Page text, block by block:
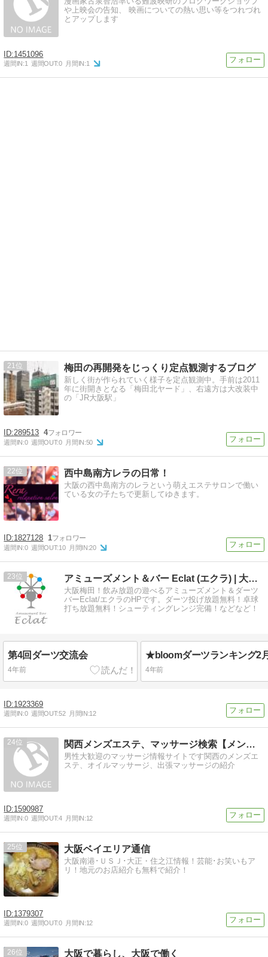
や上映会の告知、 映画についての熱い思い等をつれづれ
とアップします
1451096
週間IN:1 週間OUT:0 月間IN:1
21 梅田の再開発をじっくり定点観測するブログ
新しく街が作られていく様子を定点観測中。手前は2011
年に街開きとなる「梅田北ヤード」、右遠方は大改装中
の「JR大阪駅」
289513 4
週間IN:0 週間OUT:0 月間IN:50
22 西中島南方レラの日常！
大阪の西中島南方のレラという萌えエステサロンで働い
ている女の子たちで更新してゆきます。
1827128 1
週間IN:0 週間OUT:10 月間IN:20
23 アミューズメント＆バー Eclat (エクラ) | 大阪梅田
大阪梅田！飲み放題の遊べるアミューズメント＆ダーツ
バーEclat/エクラのHPです。ダーツ投げ放題無料！卓球
打ち放題無料！シューティングレンジ完備！などなど！
第4回ダーツ交流会
4年前
★bloomダーツランキング2
4年前
1923369
週間IN:0 週間OUT:52 月間IN:12
24 関西メンズエステ、マッサージ検索【メンズSPA】
男性大歓迎のマッサージ情報サイトです関西のメンズエ
ステ、オイルマッサージ、出張マッサージの紹介
1590987
週間IN:0 週間OUT:4 月間IN:12
25 大阪ベイエリア通信
大阪南港･ＵＳＪ･大正・住之江情報！芸能･お笑いもア
リ！地元のお店紹介も無料で紹介！
1379307
週間IN:0 週間OUT:0 月間IN:12
26 大阪で暮らし、大阪で働く